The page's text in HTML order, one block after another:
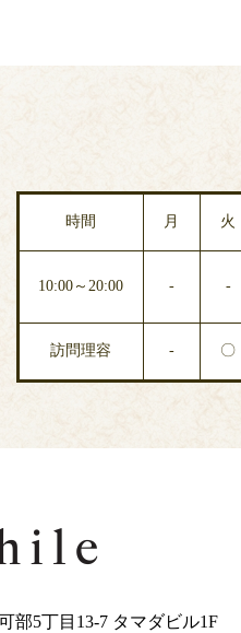
時間 月 火
10:00～20:00 - -
訪問理容 - 〇
部5丁目13-7 タマダビル1F